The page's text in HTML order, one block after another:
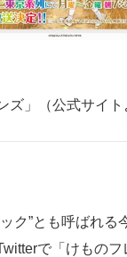
ズ」（公式サイト
ク”とも呼ばれる
で「けもの